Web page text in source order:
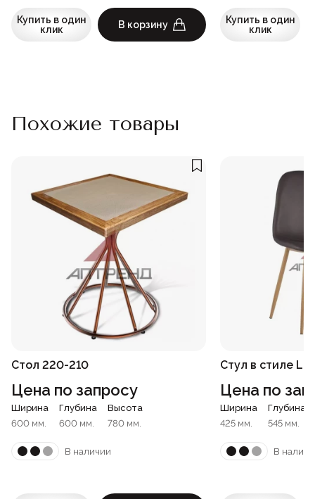
Купить в один
клик
В корзину
Купить в один
клик
Похожие товары
Стол 220-210
Цена по запросу
Ширина
600 мм.
Глубина
600 мм.
Высота
780 мм.
В наличии
Стул в стиле
Цена по
Ширина
425 мм.
Глубина
545 мм.
В